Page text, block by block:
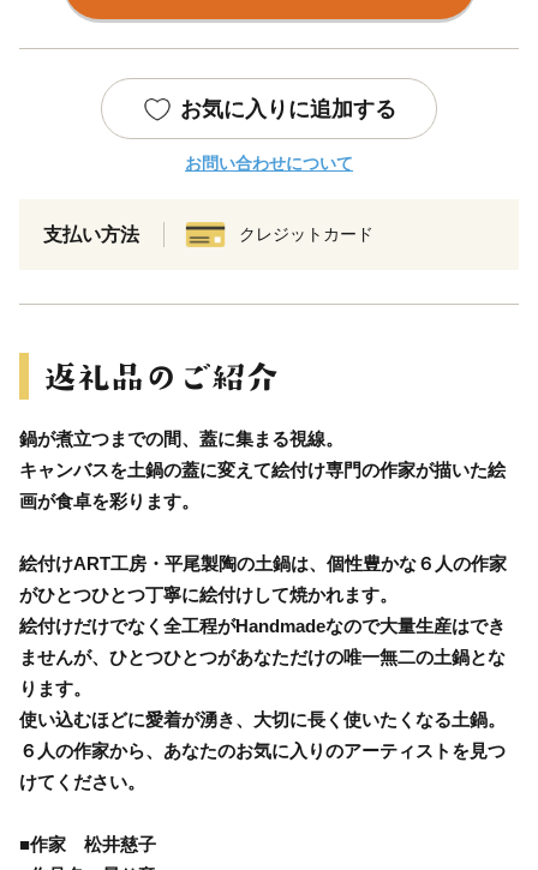
お気に入りに追加する
お問い合わせについて
支払い方法 クレジットカード
鍋が煮立つまでの間、蓋に集まる視線。
キャンバスを土鍋の蓋に変えて絵付け専門の作家が描いた絵
画が食卓を彩ります。
絵付けART工房・平尾製陶の土鍋は、個性豊かな６人の作家
がひとつひとつ丁寧に絵付けして焼かれます。
絵付けだけでなく全工程がHandmadeなので大量生産はでき
ませんが、ひとつひとつがあなただけの唯一無二の土鍋とな
ります。
使い込むほどに愛着が湧き、大切に長く使いたくなる土鍋。
６人の作家から、あなたのお気に入りのアーティストを見つ
けてください。
■作家 松井慈子